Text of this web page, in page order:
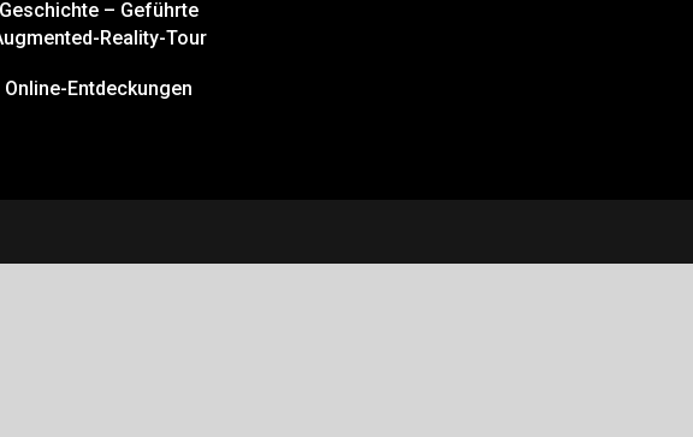
Geschichte – Geführte
Reality-Tour
Online-Entdeckungen